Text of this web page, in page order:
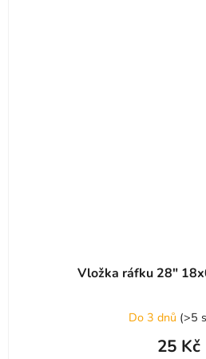
Vložka ráfku 28"
Do 3 dnů (>5
25 Kč